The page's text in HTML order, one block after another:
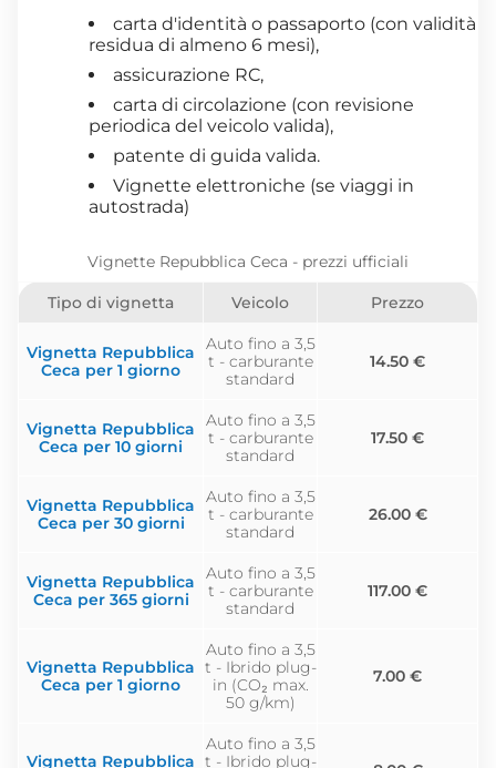
carta d'identità o passaporto (con validità
residua di almeno 6 mesi),
assicurazione RC,
carta di circolazione (con revisione
periodica del veicolo valida),
patente di guida valida.
Vignette elettroniche (se viaggi in
autostrada)
Vignette Repubblica Ceca - prezzi ufficiali
Tipo di vignetta Veicolo Prezzo
Vignetta Repubblica
Ceca per 1 giorno
Auto fino a 3,5
t - carburante
standard
14.50 €
Vignetta Repubblica
Ceca per 10 giorni
Auto fino a 3,5
t - carburante
standard
17.50 €
Vignetta Repubblica
Ceca per 30 giorni
Auto fino a 3,5
t - carburante
standard
26.00 €
Vignetta Repubblica
Ceca per 365 giorni
Auto fino a 3,5
t - carburante
standard
117.00 €
Vignetta Repubblica
Ceca per 1 giorno
Auto fino a 3,5
t - Ibrido plug-
in (CO₂ max.
50 g/km)
7.00 €
Vignetta Repubblica
Auto fino a 3,5
t - Ibrido plug-